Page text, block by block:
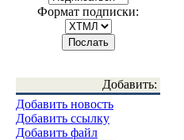
Формат подписки:
Добавить:
Добавить новость
Добавить ссылку
Добавить файл